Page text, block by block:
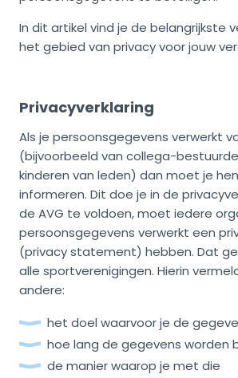
In dit artikel vind je de belangrijkste
het gebied van privacy voor jouw
Privacyverklaring
Als je persoonsgegevens verwerkt
(bijvoorbeeld van collega-
kinderen van leden) dan moet je
informeren. Dit doe je in de
de AVG te voldoen, moet iedere
persoonsgegevens verwerkt een
(privacy statement) hebben. Dat
alle sportverenigingen. Hierin
andere:
het doel waarvoor je de
hoe lang de gegevens worden
de manier waarop je met die